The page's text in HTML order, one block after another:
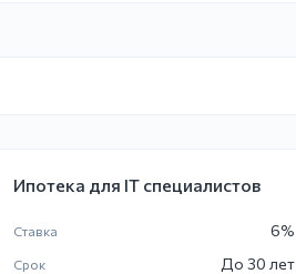
Ипотека для IT специалистов
Ставка 6%
Срок До 30 лет